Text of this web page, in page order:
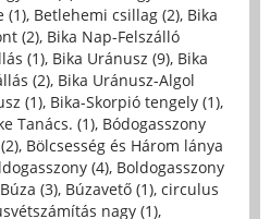
(1), Betlehemi csillag (2), Bika
(2), Bika Nap-Felszálló
(1), Bika Uránusz (9), Bika
(2), Bika Uránusz-Algol
(1), Bika-Skorpió tengely (1),
Tanács. (1), Bódogasszony
, Bölcsesség és Három lánya
(4), Boldogasszony
Búza (3), Búzavető (1), circulus
nagy (1),